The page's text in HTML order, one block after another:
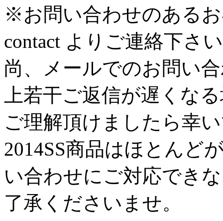
※お問い合わせのある
contact よりご連絡下さ
尚、メールでのお問い
上若干ご返信が遅くな
ご理解頂けましたら幸
2014SS商品はほとんど
い合わせにご対応でき
了承くださいませ。